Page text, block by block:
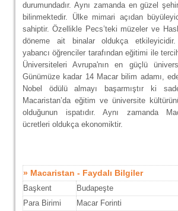
durumundadır. Aynı zamanda en güzel
bilinmektedir. Ülke mimari açıdan
sahiptir. Özellikle Pecs’teki müzeler ve
döneme ait binalar oldukça
yabancı öğrenciler tarafından eğitimi ile
Üniversiteleri Avrupa'nın en güçlü
Günümüze kadar 14 Macar bilim adamı,
Nobel ödülü almayı başarmıştır ki
Macaristan’da eğitim ve üniversite
olduğunun ispatıdır. Aynı zamanda
ücretleri oldukça ekonomiktir.
» Macaristan - Faydalı Bilgiler
Başkent
Budapeşte
Para Birimi
Macar Forinti